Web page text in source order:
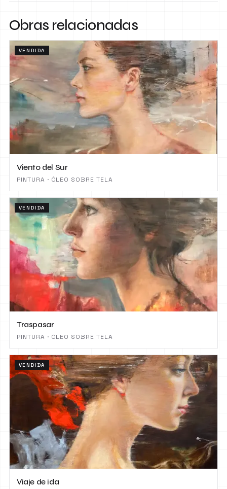
Obras relacionadas
VENDIDA
Viento del Sur
PINTURA · ÓLEO SOBRE TELA
VENDIDA
Traspasar
PINTURA · ÓLEO SOBRE TELA
VENDIDA
Viaje de ida